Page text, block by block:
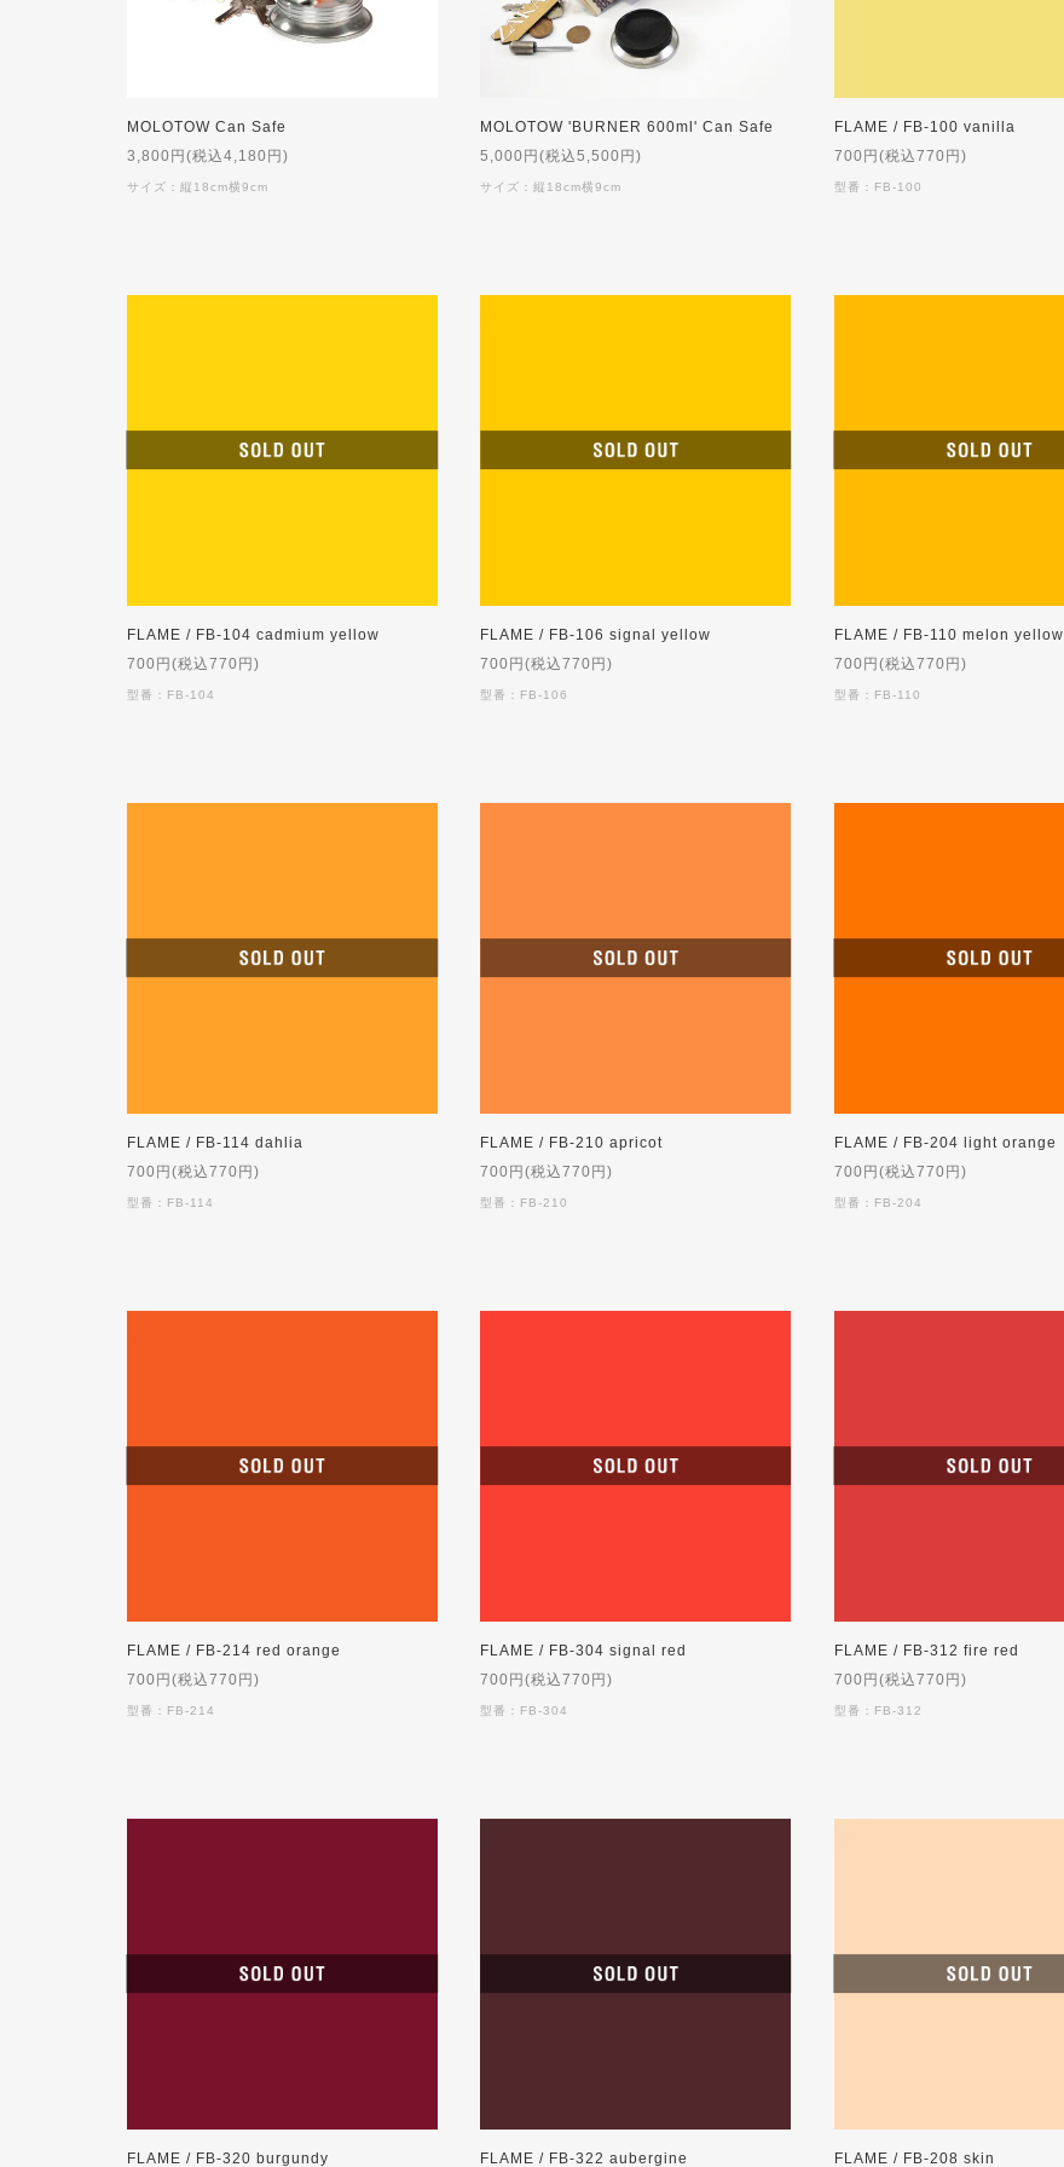
MOLOTOW Can Safe
3,800円(税込4,180円)
サイズ：縦18cm横9cm
MOLOTOW 'BURNER 600ml' Can Safe
5,000円(税込5,500円)
サイズ：縦18cm横9cm
FLAME / FB-100 vanilla
700円(税込770円)
型番：FB-100
FLAME / FB-104 cadmium yellow
700円(税込770円)
型番：FB-104
FLAME / FB-106 signal yellow
700円(税込770円)
型番：FB-106
FLAME / FB-110 melon yellow
700円(税込770円)
型番：FB-110
FLAME / FB-114 dahlia
700円(税込770円)
型番：FB-114
FLAME / FB-210 apricot
700円(税込770円)
型番：FB-210
FLAME / FB-204 light orange
700円(税込770円)
型番：FB-204
FLAME / FB-214 red orange
700円(税込770円)
型番：FB-214
FLAME / FB-304 signal red
700円(税込770円)
型番：FB-304
FLAME / FB-312 fire red
700円(税込770円)
型番：FB-312
FLAME / FB-320 burgundy FLAME / FB-322 aubergine FLAME / FB-208 skin